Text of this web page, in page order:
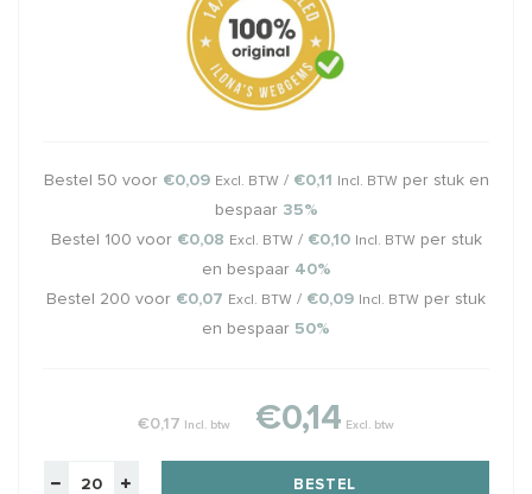
Bestel 50 voor €0,09 Excl. BTW / €0,11 Incl. BTW per stuk en
bespaar 35%
Bestel 100 voor €0,08 Excl. BTW / €0,10 Incl. BTW per stuk
en bespaar 40%
Bestel 200 voor €0,07 Excl. BTW / €0,09 Incl. BTW per stuk
en bespaar 50%
€0,17 Incl. btw €0,14 Excl. btw
BESTEL